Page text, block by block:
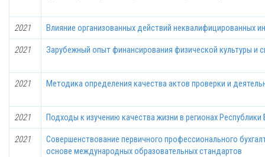
2021 Влияние организованных действий неквалифицированных
2021 Зарубежный опыт финансирования физической культуры и
2021 Методика определения качества актов проверки и
2021 Подходы к изучению качества жизни в регионах Республики
2021
Совершенствование первичного профессионального
основе международных образовательных стандартов